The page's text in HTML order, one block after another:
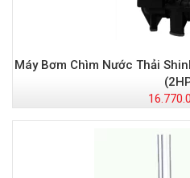
Máy Bơm Chìm Nước Thải